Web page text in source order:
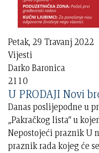
Petak, 29 Travanj 2022
Vijesti
Darko Baronica
2110
U PRODAJI Novi
Danas poslijepodne u
„Pakračkog lista“ u
Nepostojeći praznik U nedjelju je 1. maj, Međunarodni
praznik rada kojeg će